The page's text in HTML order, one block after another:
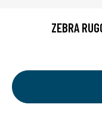
ZEBRA